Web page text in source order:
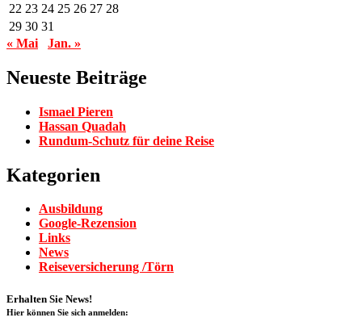
22 23 24 25 26 27 28
29 30 31
« Mai
Jan. »
Neueste Beiträge
Ismael Pieren
Hassan Quadah
Rundum-Schutz für deine Reise
Kategorien
Ausbildung
Google-Rezension
Links
News
Reiseversicherung /Törn
Erhalten Sie News!
Hier können Sie sich anmelden: